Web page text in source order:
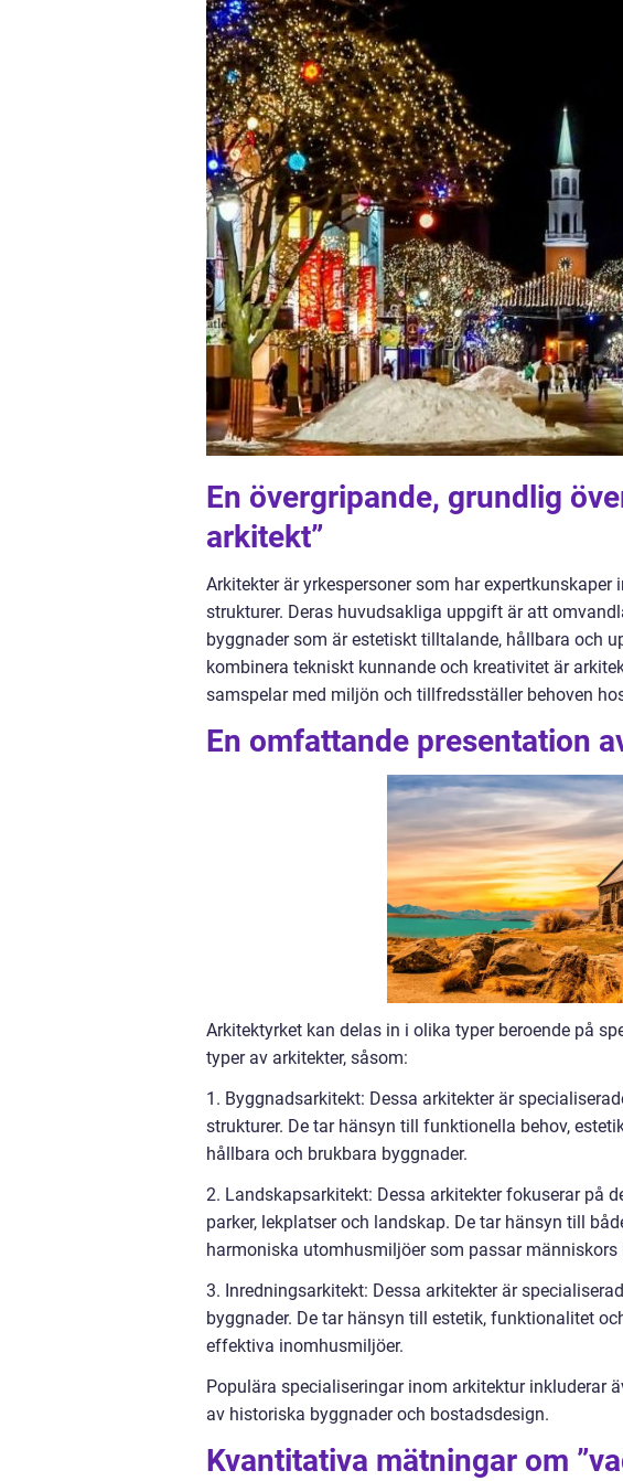
En övergripande, grundlig
arkitekt”
Arkitekter är yrkespersoner som har
strukturer. Deras huvudsakliga uppgift är att
byggnader som är estetiskt tilltalande, hållbara och
kombinera tekniskt kunnande och kreativitet är
samspelar med miljön och tillfredsställer behoven
En omfattande presentation
Arkitektyrket kan delas in i olika typer beroende på
typer av arkitekter, såsom:
1. Byggnadsarkitekt: Dessa arkitekter är
strukturer. De tar hänsyn till funktionella behov,
hållbara och brukbara byggnader.
2. Landskapsarkitekt: Dessa arkitekter fokuserar på
parker, lekplatser och landskap. De tar hänsyn till
harmoniska utomhusmiljöer som passar
3. Inredningsarkitekt: Dessa arkitekter är
byggnader. De tar hänsyn till estetik, funktionalitet
effektiva inomhusmiljöer.
Populära specialiseringar inom arkitektur inkluderar
av historiska byggnader och bostadsdesign.
Kvantitativa mätningar om